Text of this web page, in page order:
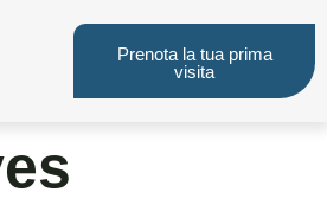
Prenota la tua prima
visita